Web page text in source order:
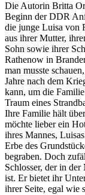
Die Autorin Britta
Beginn der DDR
die junge Luisa von
aus ihrer Mutter,
Sohn sowie ihrer
Rathenow in
man musste
Jahre nach dem
kann, um die
Traum eines
Ihre Familie hält
möchte lieber ein
ihres Mannes,
Erbe des
begraben. Doch
Schlosser, der in
ist. Er bietet ihr
ihrer Seite, egal wie